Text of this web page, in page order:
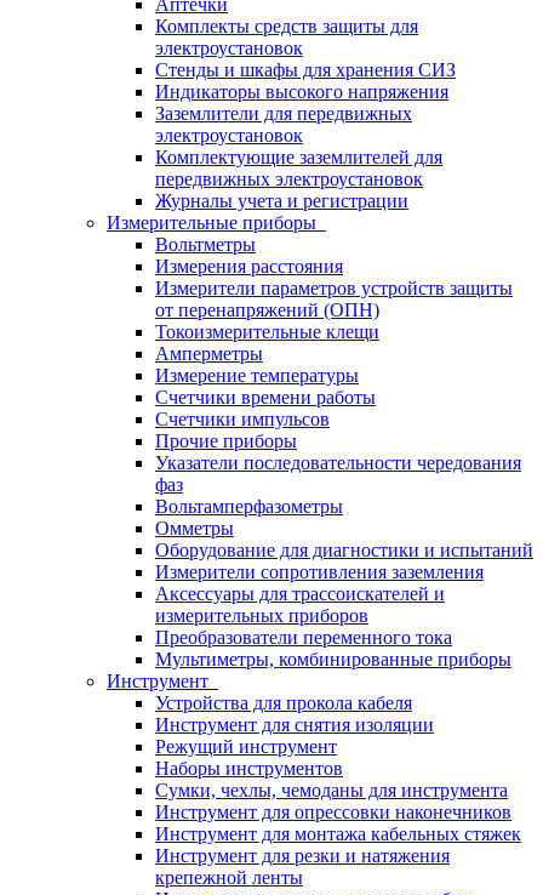
Аптечки
Комплекты средств защиты для
электроустановок
Стенды и шкафы для хранения СИЗ
Индикаторы высокого напряжения
Заземлители для передвижных
электроустановок
Комплектующие заземлителей для
передвижных электроустановок
Журналы учета и регистрации
Измерительные приборы
Вольтметры
Измерения расстояния
Измерители параметров устройств защиты
от перенапряжений (ОПН)
Токоизмерительные клещи
Амперметры
Измерение температуры
Счетчики времени работы
Счетчики импульсов
Прочие приборы
Указатели последовательности чередования
фаз
Вольтамперфазометры
Омметры
Оборудование для диагностики и испытаний
Измерители сопротивления заземления
Аксессуары для трассоискателей и
измерительных приборов
Преобразователи переменного тока
Мультиметры, комбинированные приборы
Инструмент
Устройства для прокола кабеля
Инструмент для снятия изоляции
Режущий инструмент
Наборы инструментов
Сумки, чехлы, чемоданы для инструмента
Инструмент для опрессовки наконечников
Инструмент для монтажа кабельных стяжек
Инструмент для резки и натяжения
крепежной ленты